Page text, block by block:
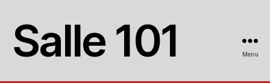
Salle 101 Menu